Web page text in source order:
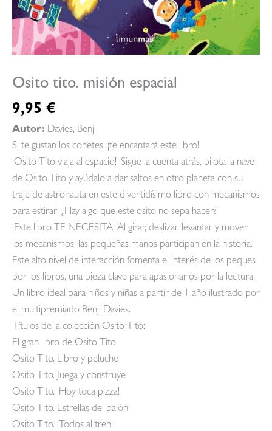
Osito tito. misión espacial
9,95 €
Autor: Davies, Benji
Si te gustan los cohetes, ¡te encantará este libro!
¡Osito Tito viaja al espacio! ¡Sigue la cuenta atrás, pilota la nave
de Osito Tito y ayúdalo a dar saltos en otro planeta con su
traje de astronauta en este divertidísimo libro con mecanismos
para estirar! ¿Hay algo que este osito no sepa hacer?
¡Este libro TE NECESITA! Al girar, deslizar, levantar y mover
los mecanismos, las pequeñas manos participan en la historia.
Este alto nivel de interacción fomenta el interés de los peques
por los libros, una pieza clave para apasionarlos por la lectura.
Un libro ideal para niños y niñas a partir de 1 año ilustrado por
el multipremiado Benji Davies.
Títulos de la colección Osito Tito:
El gran libro de Osito Tito
Osito Tito. Libro y peluche
Osito Tito. Juega y construye
Osito Tito. ¡Hoy toca pizza!
Osito Tito. Estrellas del balón
Osito Tito. ¡Todos al tren!